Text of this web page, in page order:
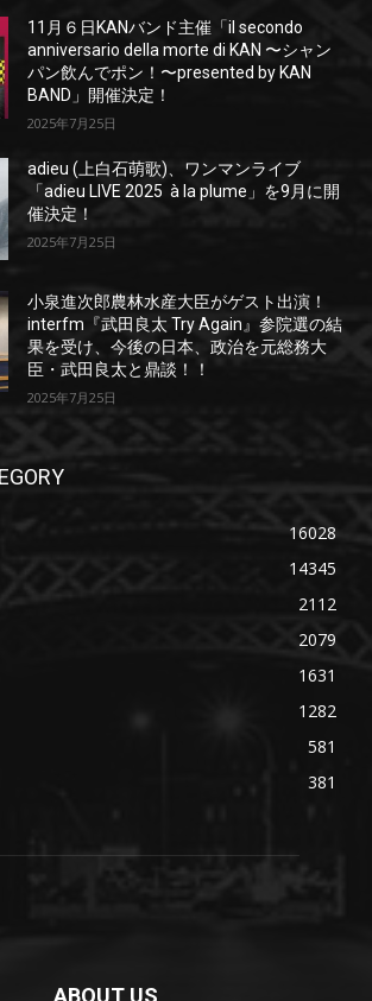
11月６日KANバンド主催「il secondo
anniversario della morte di KAN 〜シャン
パン飲んでポン！〜presented by KAN
BAND」開催決定！
2025年7月25日
adieu (上白石萌歌)、ワンマンライブ
「adieu LIVE 2025 à la plume」を9月に開
催決定！
2025年7月25日
小泉進次郎農林水産大臣がゲスト出演！
interfm『武田良太 Try Again』参院選の結
果を受け、今後の日本、政治を元総務大
臣・武田良太と鼎談！！
2025年7月25日
16028
14345
2112
2079
1631
1282
581
381
ABOUT US